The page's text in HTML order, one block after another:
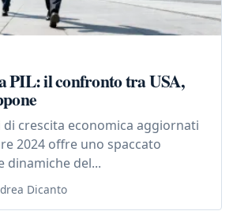
PIL: il confronto tra USA,
di crescita economica aggiornati
2024 offre uno spaccato
dinamiche del...
Dicanto